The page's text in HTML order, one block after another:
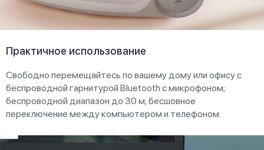
Практичное использование
Свободно перемещайтесь по вашему дому или офису с
беспроводной гарнитурой Bluetooth с микрофоном;
беспроводной диапазон до 30 м; бесшовное
переключение между компьютером и телефоном.